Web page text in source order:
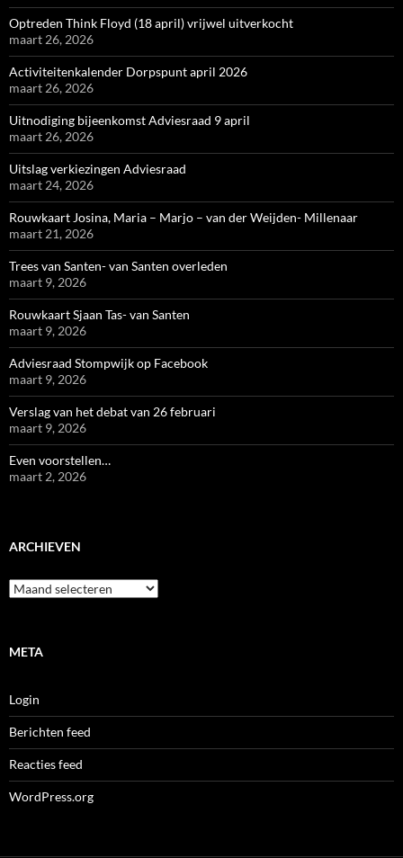
Optreden Think Floyd (18 april) vrijwel uitverkocht
maart 26, 2026
Activiteitenkalender Dorpspunt april 2026
maart 26, 2026
Uitnodiging bijeenkomst Adviesraad 9 april
maart 26, 2026
Uitslag verkiezingen Adviesraad
maart 24, 2026
Rouwkaart Josina, Maria – Marjo – van der Weijden- Millenaar
maart 21, 2026
Trees van Santen- van Santen overleden
maart 9, 2026
Rouwkaart Sjaan Tas- van Santen
maart 9, 2026
Adviesraad Stompwijk op Facebook
maart 9, 2026
Verslag van het debat van 26 februari
maart 9, 2026
Even voorstellen…
maart 2, 2026
ARCHIEVEN
Archieven
META
Login
Berichten feed
Reacties feed
WordPress.org